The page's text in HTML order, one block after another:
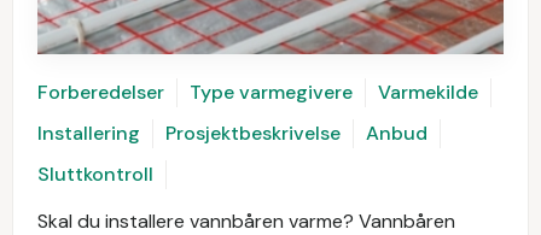
Forberedelser Type varmegivere
Varmekilde
Installering
Prosjektbeskrivelse
Anbud
Sluttkontroll
Skal du installere vannbåren varme? Vannbåren